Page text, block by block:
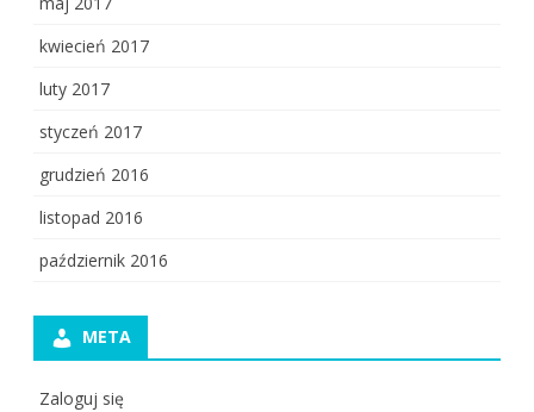
kwiecień 2017
luty 2017
styczeń 2017
grudzień 2016
listopad 2016
październik 2016
META
Zaloguj się